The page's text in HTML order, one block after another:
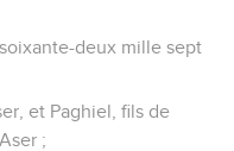
deux mille sept
et Paghiel, fils de
;